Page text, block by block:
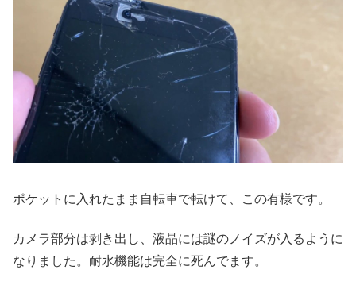
ポケットに入れたまま自転車で転けて、この有様です。
カメラ部分は剥き出し、液晶には謎のノイズが入るように
なりました。耐水機能は完全に死んでます。